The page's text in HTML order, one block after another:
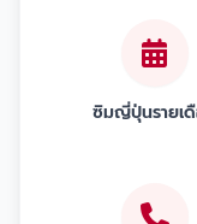
ซิมญี่ปุ่นรายเ